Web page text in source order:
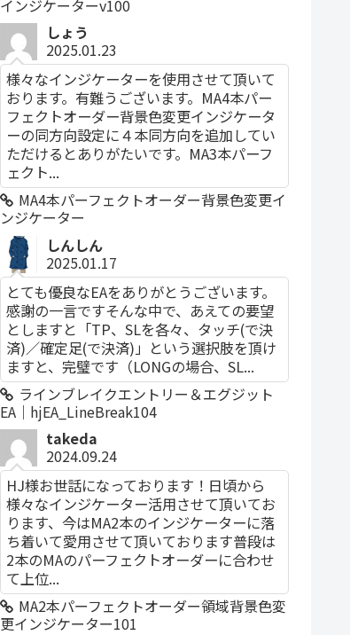
インジケーターv100
しょう
2025.01.23
様々なインジケーターを使用させて頂いて
おります。有難うございます。MA4本パー
フェクトオーダー背景色変更インジケータ
ーの同方向設定に４本同方向を追加してい
ただけるとありがたいです。MA3本パーフ
ェクト...
MA4本パーフェクトオーダー背景色変更イ
ンジケーター
しんしん
2025.01.17
とても優良なEAをありがとうございます。
感謝の一言ですそんな中で、あえての要望
としますと「TP、SLを各々、タッチ(で決
済)／確定足(で決済)」という選択肢を頂け
ますと、完璧です（LONGの場合、SL...
ラインブレイクエントリー＆エグジット
EA｜hjEA_LineBreak104
takeda
2024.09.24
HJ様お世話になっております！日頃から
様々なインジケーター活用させて頂いてお
ります、今はMA2本のインジケーターに落
ち着いて愛用させて頂いております普段は
2本のMAのパーフェクトオーダーに合わせ
て上位...
MA2本パーフェクトオーダー領域背景色変
更インジケーター101